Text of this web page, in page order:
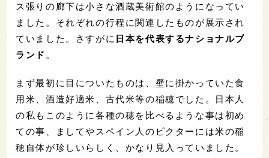
ス張りの廊下は小さな酒蔵美術館のようになってい
ました。それぞれの行程に関連したものが展示され
ていました。さすがに 日本を代表するナショナルブ
ランド 。
まず最初に目についたものは、壁に掛かっていた食
用米、酒造好適米、古代米等の稲穂でした。日本人
の私もこのように各種の穂を比べるような事は初め
ての事、ましてやスペイン人のビクターには米の稲
穂自体が珍しいらしく、かなり見入っていました。